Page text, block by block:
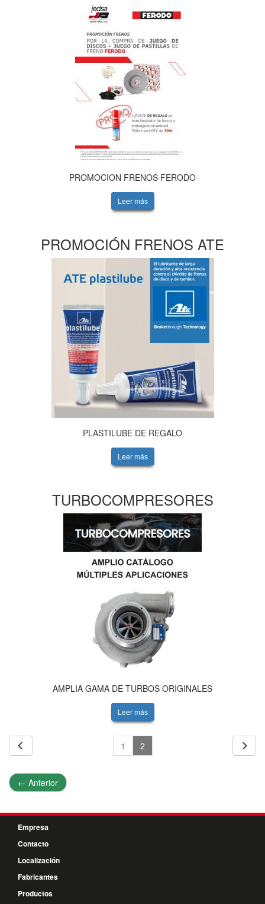
PROMOCION FRENOS FERODO
Leer más
PROMOCIÓN FRENOS ATE
PLASTILUBE DE REGALO
Leer más
TURBOCOMPRESORES
AMPLIA GAMA DE TURBOS ORIGINALES
Leer más
1 2
← Anterior
Empresa
Contacto
Localización
Fabricantes
Productos